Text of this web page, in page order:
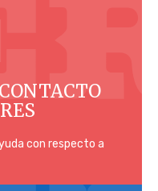
con respecto a